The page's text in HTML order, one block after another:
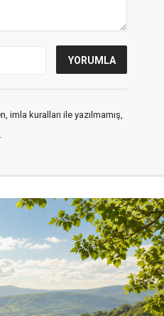
imla kuralları ile yazılmamış,